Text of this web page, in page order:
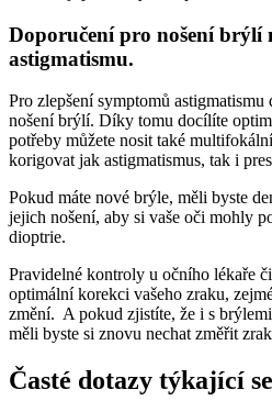
Doporučení pro nošení brýlí
astigmatismu.
Pro zlepšení symptomů astigmatismu
nošení brýlí. Díky tomu docílíte
potřeby můžete nosit také
korigovat jak astigmatismus, tak i
Pokud máte nové brýle, měli byste
jejich nošení, aby si vaše oči mohly
dioptrie.
Pravidelné kontroly u očního lékaře
optimální korekci vašeho zraku,
změní. A pokud zjistíte, že i s
měli byste si znovu nechat změřit
Časté dotazy týkající